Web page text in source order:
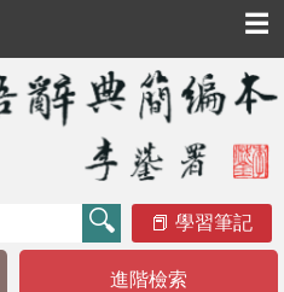
☰
學習筆記
進階檢索